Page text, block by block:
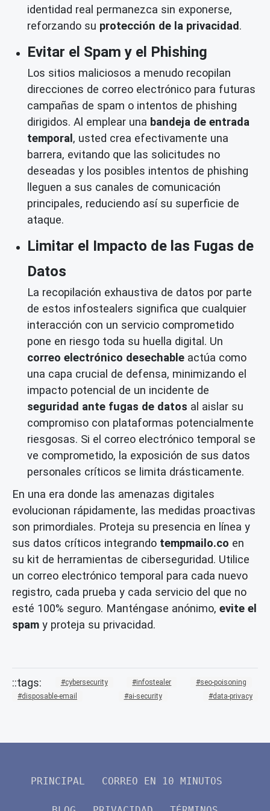
identidad real permanezca sin exponerse,
reforzando su protección de la privacidad .
Evitar el Spam y el Phishing
Los sitios maliciosos a menudo recopilan
direcciones de correo electrónico para futuras
campañas de spam o intentos de phishing
dirigidos. Al emplear una bandeja de entrada
temporal , usted crea efectivamente una
barrera, evitando que las solicitudes no
deseadas y los posibles intentos de phishing
lleguen a sus canales de comunicación
principales, reduciendo así su superficie de
ataque.
Limitar el Impacto de las Fugas de
Datos
La recopilación exhaustiva de datos por parte
de estos infostealers significa que cualquier
interacción con un servicio comprometido
pone en riesgo toda su huella digital. Un
correo electrónico desechable actúa como
una capa crucial de defensa, minimizando el
impacto potencial de un incidente de
seguridad ante fugas de datos al aislar su
compromiso con plataformas potencialmente
riesgosas. Si el correo electrónico temporal se
ve comprometido, la exposición de sus datos
personales críticos se limita drásticamente.
En una era donde las amenazas digitales
evolucionan rápidamente, las medidas proactivas
son primordiales. Proteja su presencia en línea y
sus datos críticos integrando tempmailo.co en
su kit de herramientas de ciberseguridad. Utilice
un correo electrónico temporal para cada nuevo
registro, cada prueba y cada servicio del que no
esté 100% seguro. Manténgase anónimo, evite el
spam y proteja su privacidad.
cybersecurity infostealer
seo-poisoning
disposable-email
ai-security data-privacy
PRINCIPAL CORREO EN 10 MINUTOS